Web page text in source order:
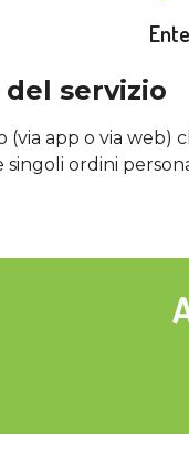
Ente
servizio
(via app o via
ordini